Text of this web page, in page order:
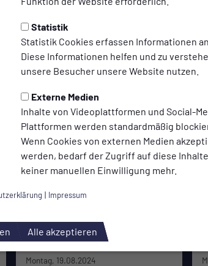
Statistik
Statistik Cookies erfassen Informationen
Diese Informationen helfen und zu
unsere Besucher unsere Website nutzen.
Externe Medien
Inhalte von Videoplattformen und Social-
Plattformen werden standardmäßig
Wenn Cookies von externen Medien
werden, bedarf der Zugriff auf diese Inhalte
keiner manuellen Einwilligung mehr.
| Impressum
Alle akzeptieren
Bezirksliga 2024/25
Montag, 02.06.2025
1. MANNSCHAFT
SV Burgaltendorf |
Bezirksliga 2024/25
Montag, 19.08.2024